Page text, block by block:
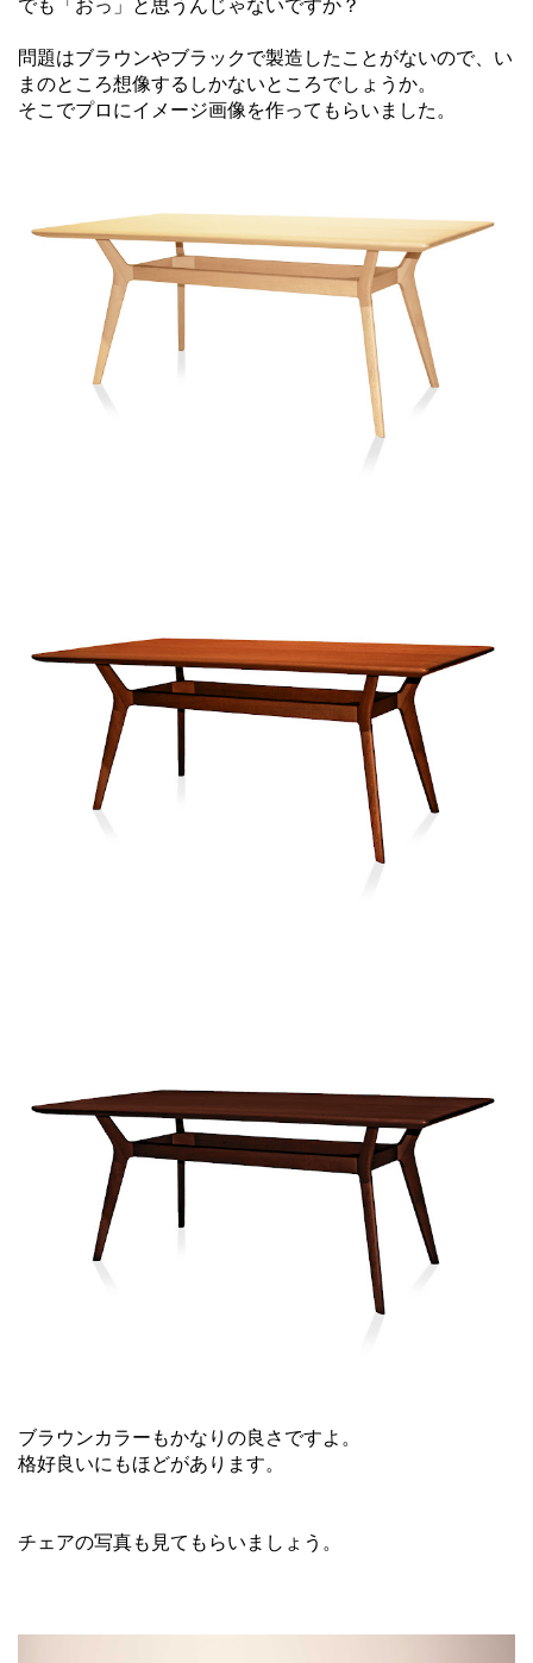
でも「おっ」と思うんじゃないですか？
問題はブラウンやブラックで製造したことがないので、い
まのところ想像するしかないところでしょうか。
そこでプロにイメージ画像を作ってもらいました。
ブラウンカラーもかなりの良さですよ。
格好良いにもほどがあります。
チェアの写真も見てもらいましょう。